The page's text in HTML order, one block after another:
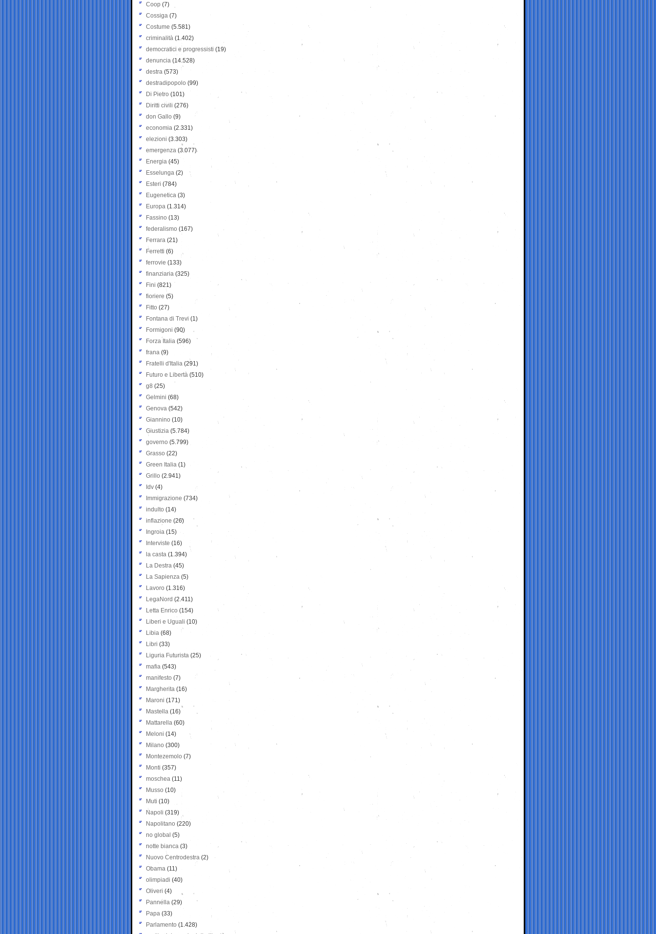
Coop (7)
Cossiga (7)
Costume (5.581)
criminalità (1.402)
democratici e progressisti (19)
denuncia (14.528)
destra (573)
destradipopolo (99)
Di Pietro (101)
Diritti civili (276)
don Gallo (9)
economia (2.331)
elezioni (3.303)
emergenza (3.077)
Energia (45)
Esselunga (2)
Esteri (784)
Eugenetica (3)
Europa (1.314)
Fassino (13)
federalismo (167)
Ferrara (21)
Ferretti (6)
ferrovie (133)
finanziaria (325)
Fini (821)
fioriere (5)
Fitto (27)
Fontana di Trevi (1)
Formigoni (90)
Forza Italia (596)
frana (9)
Fratelli d'Italia (291)
Futuro e Libertà (510)
g8 (25)
Gelmini (68)
Genova (542)
Giannino (10)
Giustizia (5.784)
governo (5.799)
Grasso (22)
Green Italia (1)
Grillo (2.941)
Idv (4)
Immigrazione (734)
indulto (14)
inflazione (26)
Ingroia (15)
Interviste (16)
la casta (1.394)
La Destra (45)
La Sapienza (5)
Lavoro (1.316)
LegaNord (2.411)
Letta Enrico (154)
Liberi e Uguali (10)
Libia (68)
Libri (33)
Liguria Futurista (25)
mafia (543)
manifesto (7)
Margherita (16)
Maroni (171)
Mastella (16)
Mattarella (60)
Meloni (14)
Milano (300)
Montezemolo (7)
Monti (357)
moschea (11)
Musso (10)
Muti (10)
Napoli (319)
Napolitano (220)
no global (5)
notte bianca (3)
Nuovo Centrodestra (2)
Obama (11)
olimpiadi (40)
Oliveri (4)
Pannella (29)
Papa (33)
Parlamento (1.428)